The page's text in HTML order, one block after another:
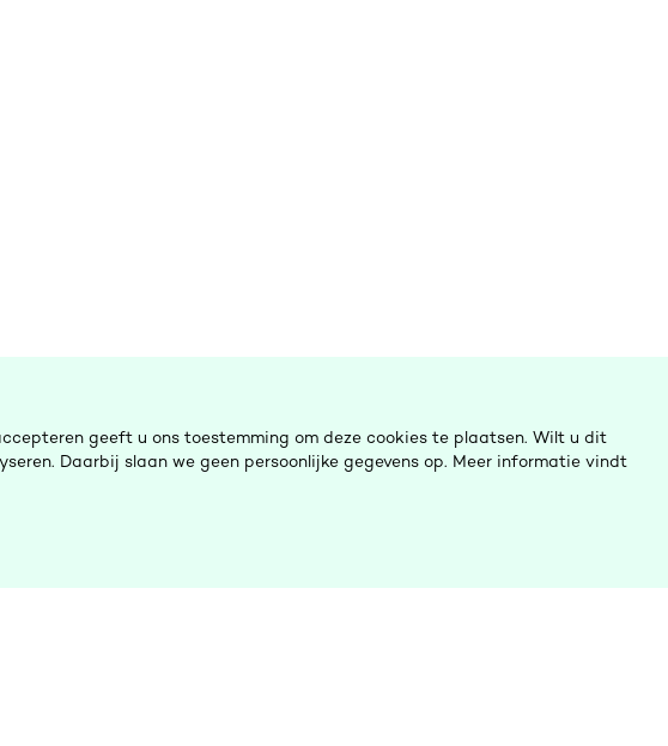
geeft u ons toestemming om deze cookies te plaatsen. Wilt u dit
Daarbij slaan we geen persoonlijke gegevens op. Meer informatie vindt